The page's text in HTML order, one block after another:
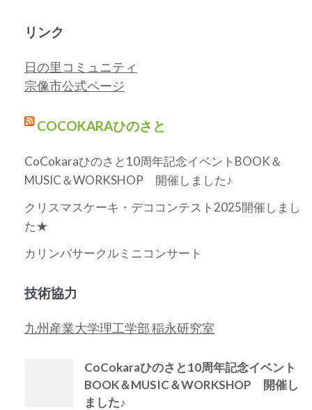
リンク
日の里コミュニティ
宗像市公式ページ
COCOKARAひのさと
CoCokaraひのさと10周年記念イベントBOOK＆
MUSIC＆WORKSHOP 開催しました♪
クリスマスケーキ・デココンテスト2025開催しまし
た★
カリンバサークルミニコンサート
技術協力
九州産業大学理工学部 稲永研究室
CoCokaraひのさと10周年記念イベント
BOOK＆MUSIC＆WORKSHOP 開催し
ました♪